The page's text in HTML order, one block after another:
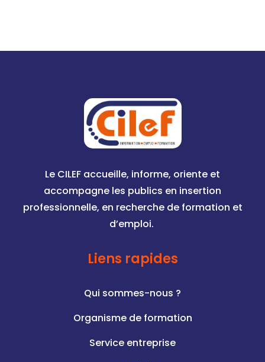
Le CILEF accueille, informe, oriente et
accompagne les publics en insertion
professionnelle, en recherche de formation et
d’emploi.
Liens rapides
Qui sommes-nous ?
Organisme de formation
Service entreprise